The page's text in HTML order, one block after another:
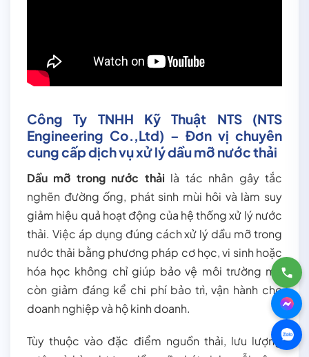
Công Ty TNHH Kỹ Thuật NTS (NTS
Engineering Co.,Ltd) – Đơn vị chuyên
cung cấp dịch vụ xử lý dầu mỡ nước thải
Dầu mỡ trong nước thải là tác nhân gây tắc
nghẽn đường ống, phát sinh mùi hôi và làm suy
giảm hiệu quả hoạt động của hệ thống xử lý nước
thải. Việc áp dụng đúng cách xử lý dầu mỡ trong
nước thải bằng phương pháp cơ học, vi sinh hoặc
hóa học không chỉ giúp bảo vệ môi trường mà
còn giảm đáng kể chi phí bảo trì, vận hành cho
doanh nghiệp và hộ kinh doanh.
Tùy thuộc vào đặc điểm nguồn thải, lưu lượng